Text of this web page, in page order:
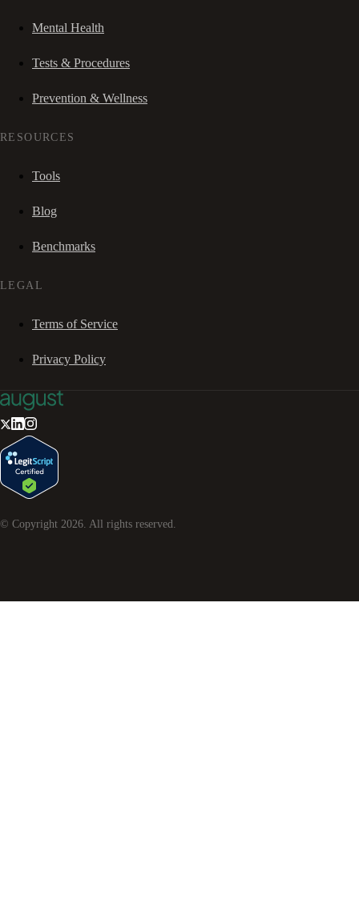
Mental Health
Tests & Procedures
Prevention & Wellness
RESOURCES
Tools
Blog
Benchmarks
LEGAL
Terms of Service
Privacy Policy
© Copyright 2026 . All rights reserved.